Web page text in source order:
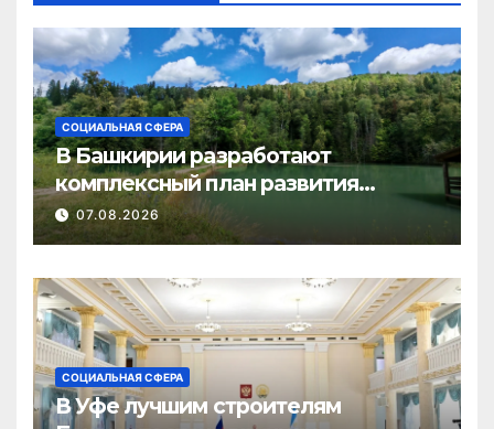
СОЦИАЛЬНАЯ СФЕРА
В Башкирии разработают
комплексный план развития
туризма в Нуримановском районе
07.08.2026
СОЦИАЛЬНАЯ СФЕРА
В Уфе лучшим строителям